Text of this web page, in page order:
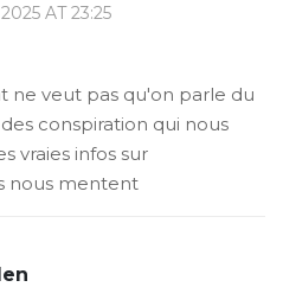
AT 23:25
ne veut pas qu'on parle du
conspiration qui nous
vraies infos sur
nous mentent